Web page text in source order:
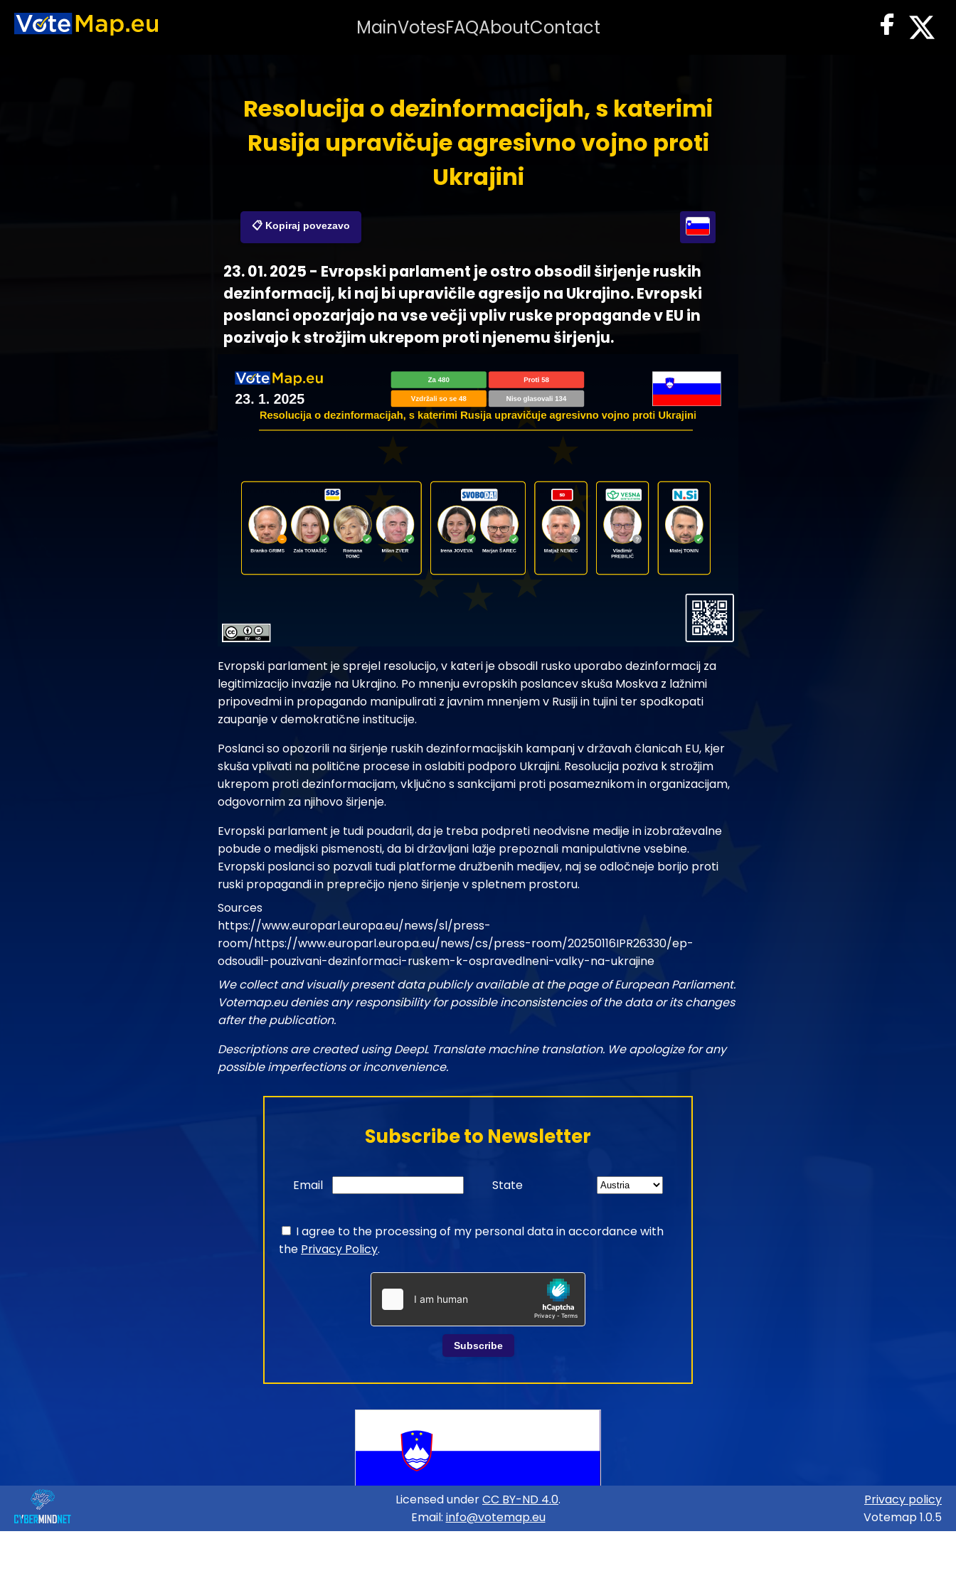
MainVotesFAQAboutContact
Resolucija o dezinformacijah, s katerimi
Rusija upravičuje agresivno vojno proti
Ukrajini
📋 Kopiraj povezavo
23. 01. 2025 - Evropski parlament je ostro obsodil širjenje ruskih
dezinformacij, ki naj bi upravičile agresijo na Ukrajino. Evropski
poslanci opozarjajo na vse večji vpliv ruske propagande v EU in
pozivajo k strožjim ukrepom proti njenemu širjenju.
Evropski parlament je sprejel resolucijo, v kateri je obsodil rusko uporabo dezinformacij za
legitimizacijo invazije na Ukrajino. Po mnenju evropskih poslancev skuša Moskva z lažnimi
pripovedmi in propagando manipulirati z javnim mnenjem v Rusiji in tujini ter spodkopati
zaupanje v demokratične institucije.
Poslanci so opozorili na širjenje ruskih dezinformacijskih kampanj v državah članicah EU, kjer
skuša vplivati na politične procese in oslabiti podporo Ukrajini. Resolucija poziva k strožjim
ukrepom proti dezinformacijam, vključno s sankcijami proti posameznikom in organizacijam,
odgovornim za njihovo širjenje.
Evropski parlament je tudi poudaril, da je treba podpreti neodvisne medije in izobraževalne
pobude o medijski pismenosti, da bi državljani lažje prepoznali manipulativne vsebine.
Evropski poslanci so pozvali tudi platforme družbenih medijev, naj se odločneje borijo proti
ruski propagandi in preprečijo njeno širjenje v spletnem prostoru.
Sources
https://www.europarl.europa.eu/news/sl/press-
room/https://www.europarl.europa.eu/news/cs/press-room/20250116IPR26330/ep-
odsoudil-pouzivani-dezinformaci-ruskem-k-ospravedlneni-valky-na-ukrajine
We collect and visually present data publicly available at the page of European Parliament.
Votemap.eu denies any responsibility for possible inconsistencies of the data or its changes
after the publication.
Descriptions are created using DeepL Translate machine translation. We apologize for any
possible imperfections or inconvenience.
Subscribe to Newsletter
Email State
I agree to the processing of my personal data in accordance with
the Privacy Policy.
Subscribe
Licensed underCC BY-ND 4.0.
Email: info@votemap.eu
Privacy policy
Votemap 1.0.5